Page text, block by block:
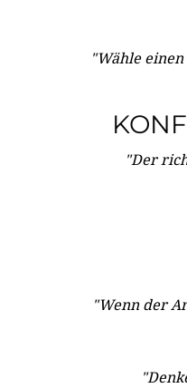
"Wähle
"Der
"Wenn der